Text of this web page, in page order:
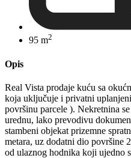
95 m2
Opis
Real Vista prodaje kuću sa
koja uključuje i privatni
površinu parcele ). Nekretnina
urednu, lako prevodivu
stambeni objekat prizemne
metara, uz dodatni dio površine
od ulaznog hodnika koji ujedno